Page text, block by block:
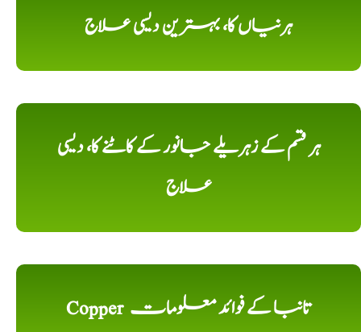
ہرنیاں کا، بہترین دیسی علاج
ہر قسم کے زہریلے جانور کے کاٹنے کا، دیسی
علاج
Copper تانبا کے فوائد معلومات